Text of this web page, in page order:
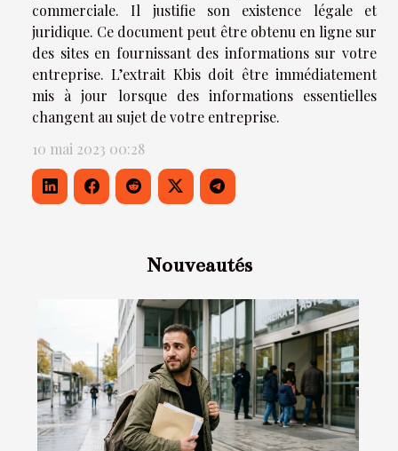
Nouveautés
commerciale. Il justifie son existence légale et
juridique. Ce document peut être obtenu en ligne sur
des sites en fournissant des informations sur votre
entreprise. L’extrait Kbis doit être immédiatement
mis à jour lorsque des informations essentielles
changent au sujet de votre entreprise.
10 mai 2023 00:28